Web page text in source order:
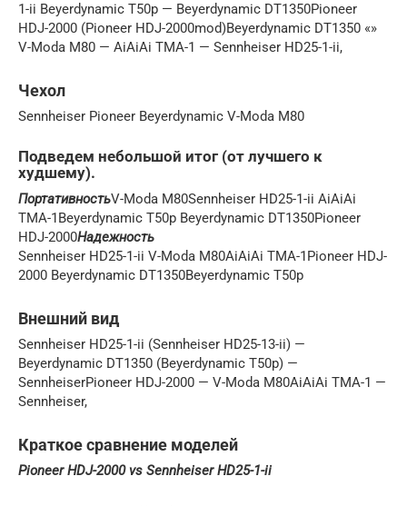
1-ii Beyerdynamic T50p — Beyerdynamic DT1350Pioneer
HDJ-2000 (Pioneer HDJ-2000mod)Beyerdynamic DT1350 «»
V-Moda M80 — AiAiAi TMA-1 — Sennheiser HD25-1-ii,
Чехол
Sennheiser Pioneer Beyerdynamic V-Moda M80
Подведем небольшой итог (от лучшего к
худшему).
ПортативностьV-Moda M80Sennheiser HD25-1-ii AiAiAi
TMA-1Beyerdynamic T50p Beyerdynamic DT1350Pioneer
HDJ-2000Надежность
Sennheiser HD25-1-ii V-Moda M80AiAiAi TMA-1Pioneer HDJ-
2000 Beyerdynamic DT1350Beyerdynamic T50p
Внешний вид
Sennheiser HD25-1-ii (Sennheiser HD25-13-ii) —
Beyerdynamic DT1350 (Beyerdynamic T50p) —
SennheiserPioneer HDJ-2000 — V-Moda M80AiAiAi TMA-1 —
Sennheiser,
Краткое сравнение моделей
Pioneer HDJ-2000 vs Sennheiser HD25-1-ii